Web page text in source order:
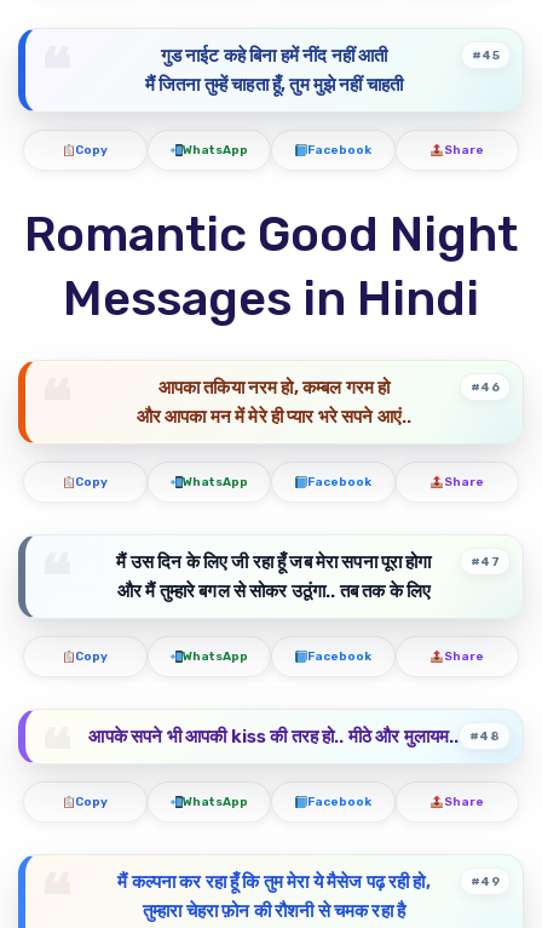
गुड नाईट कहे बिना हमें नींद नहीं आती
मैं जितना तुम्हें चाहता हूँ, तुम मुझे नहीं चाहती
#45
Copy WhatsApp Facebook Share
Romantic Good Night
Messages in Hindi
आपका तकिया नरम हो, कम्बल गरम हो
और आपका मन में मेरे ही प्यार भरे सपने आएं..
#46
Copy WhatsApp Facebook Share
मैं उस दिन के लिए जी रहा हूँ जब मेरा सपना पूरा होगा
और मैं तुम्हारे बगल से सोकर उठूंगा.. तब तक के लिए
#47
Copy WhatsApp Facebook Share
आपके सपने भी आपकी kiss की तरह हो.. मीठे और मुलायम.. #48
Copy WhatsApp Facebook Share
मैं कल्पना कर रहा हूँ कि तुम मेरा ये मैसेज पढ़ रही हो,
तुम्हारा चेहरा फ़ोन की रौशनी से चमक रहा है
#49